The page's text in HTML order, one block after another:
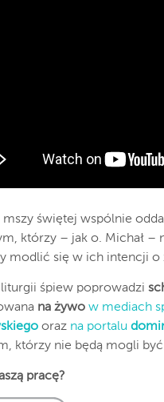
mszy świętej wspólnie
którzy – jak o. Michał –
modlić się w ich intencji o
liturgii śpiew poprowadzi
na żywo w mediach
oraz na portalu
którzy nie będą mogli
pracę?